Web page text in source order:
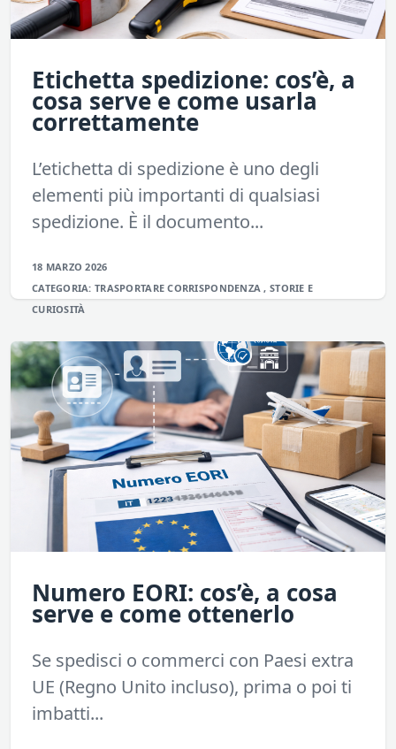
Etichetta spedizione: cos’è, a
cosa serve e come usarla
correttamente
L’etichetta di spedizione è uno degli
elementi più importanti di qualsiasi
spedizione. È il documento...
18 MARZO 2026
CATEGORIA:TRASPORTARECORRISPONDENZA,STORIE E
CURIOSITÀ
Numero EORI: cos’è, a cosa
serve e come ottenerlo
Se spedisci o commerci con Paesi extra
UE (Regno Unito incluso), prima o poi ti
imbatti...